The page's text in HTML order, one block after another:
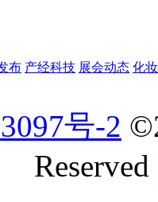
布 产经科技 展会动态 化
号-2
Reserved